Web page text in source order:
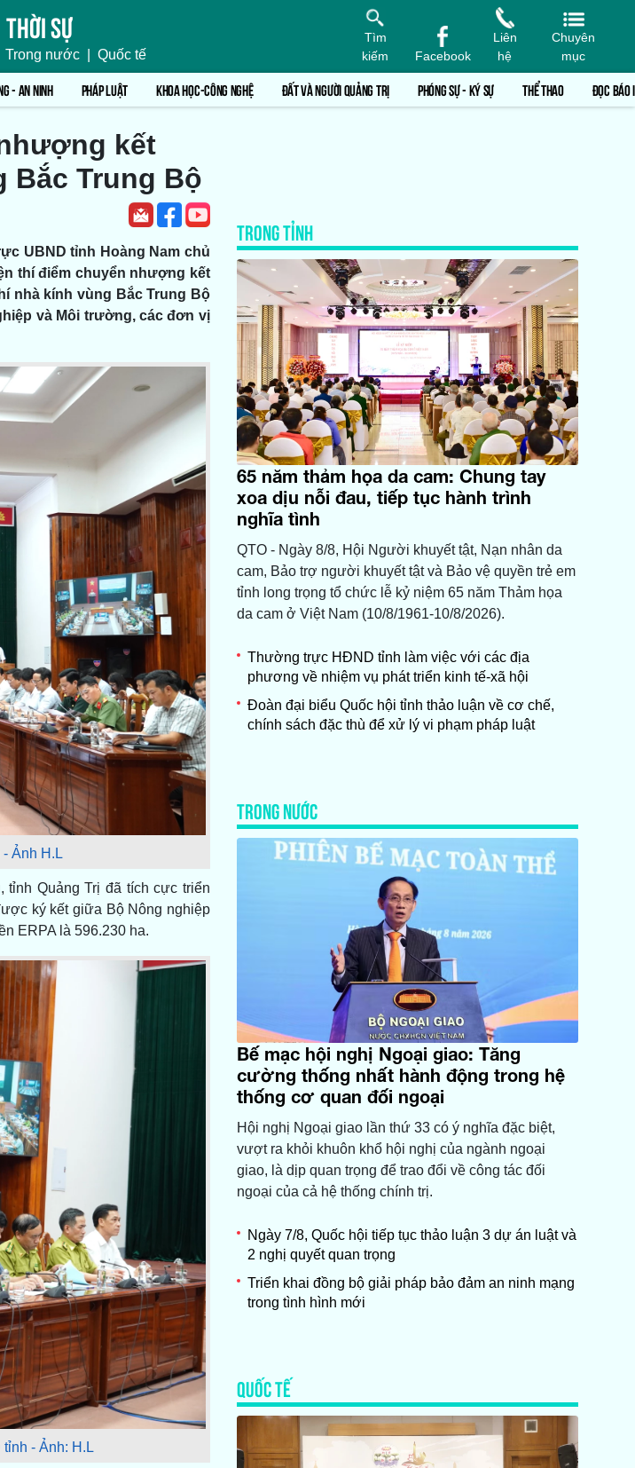
Thời sự
Trong nước Quốc tế
Tìm
kiếm
Facebook
Liên
hệ
Chuyên
mục
- AN NINH PHÁP LUẬT KHOA HỌC-CÔNG NGHỆ ĐẤT VÀ NGƯỜI QUẢNG TRỊ PHÓNG SỰ - KÝ SỰ THỂ THAO ĐỌC BÁO
kết
Bắc Trung Bộ
UBND tỉnh Hoàng Nam chủ
thí điểm chuyển nhượng kết
nhà kính vùng Bắc Trung Bộ
và Môi trường, các đơn vị
Ảnh H.L
tỉnh Quảng Trị đã tích cực triển
ký kết giữa Bộ Nông nghiệp
ERPA là 596.230 ha.
- Ảnh: H.L
TRONG TỈNH
65 năm thảm họa da cam: Chung tay
xoa dịu nỗi đau, tiếp tục hành trình
nghĩa tình
QTO - Ngày 8/8, Hội Người khuyết tật, Nạn nhân da
cam, Bảo trợ người khuyết tật và Bảo vệ quyền trẻ em
tỉnh long trọng tổ chức lễ kỷ niệm 65 năm Thảm họa
da cam ở Việt Nam (10/8/1961-10/8/2026).
Thường trực HĐND tỉnh làm việc với các địa
phương về nhiệm vụ phát triển kinh tế-xã hội
Đoàn đại biểu Quốc hội tỉnh thảo luận về cơ chế,
chính sách đặc thù để xử lý vi phạm pháp luật
TRONG NƯỚC
Bế mạc hội nghị Ngoại giao: Tăng
cường thống nhất hành động trong hệ
thống cơ quan đối ngoại
Hội nghị Ngoại giao lần thứ 33 có ý nghĩa đặc biệt,
vượt ra khỏi khuôn khổ hội nghị của ngành ngoại
giao, là dịp quan trọng để trao đổi về công tác đối
ngoại của cả hệ thống chính trị.
Ngày 7/8, Quốc hội tiếp tục thảo luận 3 dự án luật và
2 nghị quyết quan trọng
Triển khai đồng bộ giải pháp bảo đảm an ninh mạng
trong tình hình mới
QUỐC TẾ